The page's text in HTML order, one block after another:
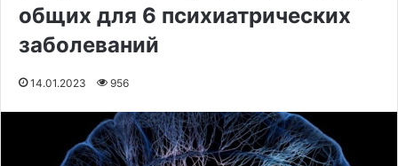
общих для 6 психиатрических
заболеваний
14.01.2023 956